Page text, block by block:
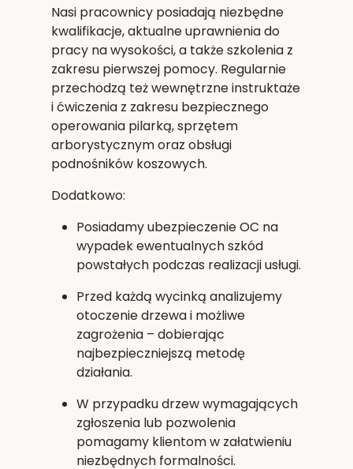
Nasi pracownicy posiadają niezbędne
kwalifikacje, aktualne uprawnienia do
pracy na wysokości, a także szkolenia z
zakresu pierwszej pomocy. Regularnie
przechodzą też wewnętrzne instruktaże
i ćwiczenia z zakresu bezpiecznego
operowania pilarką, sprzętem
arborystycznym oraz obsługi
podnośników koszowych.
Dodatkowo:
Posiadamyubezpieczenie OC na
wypadek ewentualnych szkód
powstałych podczas realizacji usługi.
Przed każdą wycinką analizujemy
otoczenie drzewa i możliwe
zagrożenia – dobierając
najbezpieczniejszą metodę
działania.
W przypadku drzew wymagających
zgłoszenia lub pozwolenia
pomagamy klientom w załatwieniu
niezbędnych formalności.